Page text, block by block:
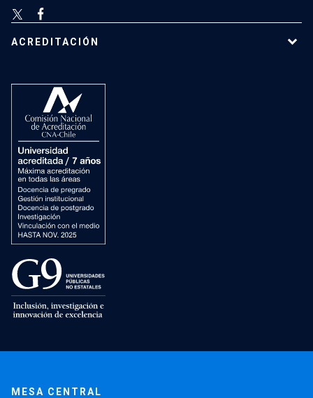
ACREDITACIÓN
MESA CENTRAL